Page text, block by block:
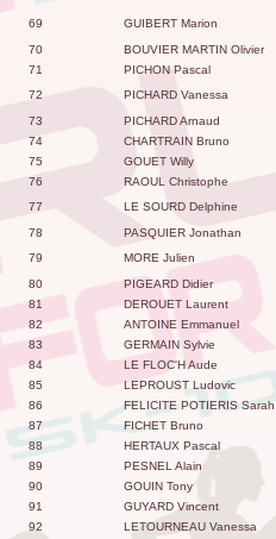
69 GUIBERT Marion
70
BOUVIER MARTIN Olivier
71
PICHON Pascal
72
PICHARD Vanessa
73
PICHARD Arnaud
74
CHARTRAIN Bruno
75
GOUET Willy
76
RAOUL Christophe
77
LE SOURD Delphine
78
PASQUIER Jonathan
79
MORE Julien
80
PIGEARD Didier
81
DEROUET Laurent
82
ANTOINE Emmanuel
83
GERMAIN Sylvie
84
LE FLOC'H Aude
85
LEPROUST Ludovic
86
FELICITE POTIERIS Sarah
87
FICHET Bruno
88
HERTAUX Pascal
89
PESNEL Alain
90
GOUIN Tony
91
GUYARD Vincent
92
LETOURNEAU Vanessa